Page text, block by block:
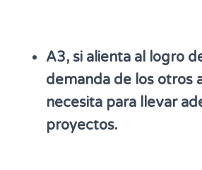
A3, si alienta al logro
demanda de los otros
necesita para llevar
proyectos.